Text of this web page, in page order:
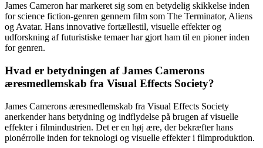
James Cameron har markeret sig som en betydelig skikkelse inden
for science fiction-genren gennem film som The Terminator, Aliens
og Avatar. Hans innovative fortællestil, visuelle effekter og
udforskning af futuristiske temaer har gjort ham til en pioner inden
for genren.
Hvad er betydningen af ​​James Camerons
æresmedlemskab fra Visual Effects Society?
James Camerons æresmedlemskab fra Visual Effects Society
anerkender hans betydning og indflydelse på brugen af ​​visuelle
effekter i filmindustrien. Det er en høj ære, der bekræfter hans
pionérrolle inden for teknologi og visuelle effekter i filmproduktion.